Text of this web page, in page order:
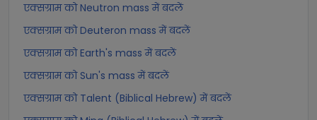
एक्सग्राम को Neutron mass में बदलें
एक्सग्राम को Deuteron mass में बदलें
एक्सग्राम को Earth's mass में बदलें
एक्सग्राम को Sun's mass में बदलें
एक्सग्राम को Talent (Biblical Hebrew) में बदलें